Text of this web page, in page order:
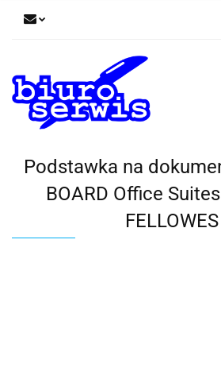
Podstawka na
BOARD Office
FELLOWES